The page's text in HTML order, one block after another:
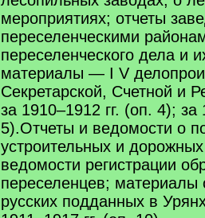
мероприятиях; отчеты
переселенческими
переселенческого дела и
материалы — I V
Секретарской, Счетной и
за 1910–1912 гг. (оп. 4); за
5).Отчеты и ведомости о
устроительных и
ведомости регистрации
переселенцев; материалы
русских подданных в